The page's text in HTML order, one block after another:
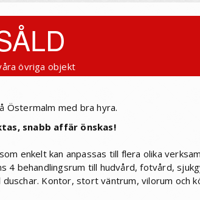
övriga objekt
Östermalm med bra hyra.
snabb affär önskas!
enkelt kan anpassas till flera olika
4 behandlingsrum till hudvård, fotvård,
Kontor, stort väntrum, vilorum och